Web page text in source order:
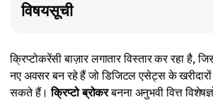
विषयसूची
क्रिप्टोकरेंसी बाज़ार लगातार विस्तार कर रहा है,
नए अवसर बन रहे हैं जो डिजिटल एसेट्स के
सकते हैं।क्रिप्टो ब्रोकरबनना अनुभवी वित्त